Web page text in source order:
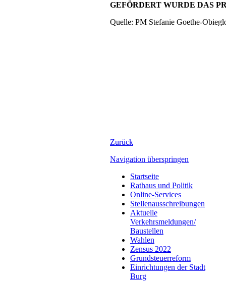
GEFÖRDERT WURDE DAS
Quelle: PM Stefanie Goethe-
Zurück
Navigation überspringen
Startseite
Rathaus und Politik
Online-Services
Stellenausschreibungen
Aktuelle
Verkehrsmeldungen/
Baustellen
Wahlen
Zensus 2022
Grundsteuerreform
Einrichtungen der Stadt
Burg